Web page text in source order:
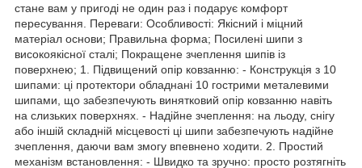
стане вам у пригоді не один раз і подарує комфорт
пересування. Переваги: Особливості: Якісний і міцний
матеріал основи; Правильна форма; Посилені шипи з
високоякісної сталі; Покращене зчеплення шипів із
поверхнею; 1. Підвищений опір ковзанню: - Конструкція з 10
шипами: ці протектори обладнані 10 гострими металевими
шипами, що забезпечують винятковий опір ковзанню навіть
на слизьких поверхнях. - Надійне зчеплення: на льоду, снігу
або іншій складній місцевості ці шипи забезпечують надійне
зчеплення, даючи вам змогу впевнено ходити. 2. Простий
механізм встановлення: - Швидко та зручно: просто розтягніть